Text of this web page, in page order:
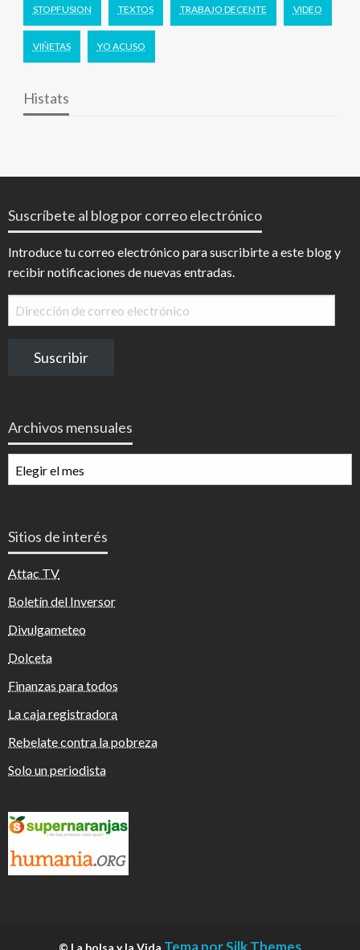
STOPFUSION TEXTOS TRABAJO DECENTE VIDEO
VIÑETAS YO ACUSO
Histats
Suscríbete al blog por correo electrónico
Introduce tu correo electrónico para suscribirte a este blog y
recibir notificaciones de nuevas entradas.
Dirección
de
electrónico
Suscribir
Archivos mensuales
mensuales
Sitios de interés
Attac TV
Boletín del Inversor
Divulgameteo
Dolceta
Finanzas para todos
La caja registradora
Rebelate contra la pobreza
Solo un periodista
© La bolsa y la Vida Tema por Silk Themes